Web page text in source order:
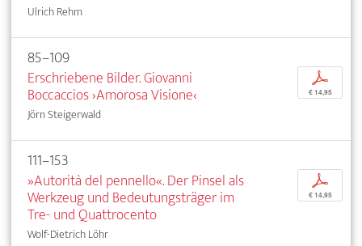
Ulrich Rehm
85–109
Erschriebene Bilder. Giovanni
Boccaccios ›Amorosa Visione‹
Jörn Steigerwald
p
€ 14,95
111–153
»Autorità del pennello«. Der Pinsel als
Werkzeug und Bedeutungsträger im
Tre- und Quattrocento
Wolf-Dietrich Löhr
p
€ 14,95